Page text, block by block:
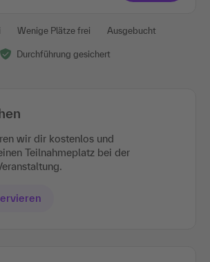
Wenige Plätze frei Ausgebucht
Durchführung gesichert
wir dir kostenlos und
Teilnahmeplatz bei der